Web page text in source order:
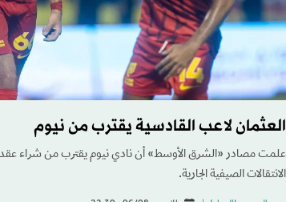
العثمان لاعب القادسية يقترب من نيوم
علمت مصادر «الشرق الأوسط» أن نادي نيوم يقترب من شراء عقد
الانتقالات الصيفية الجارية.